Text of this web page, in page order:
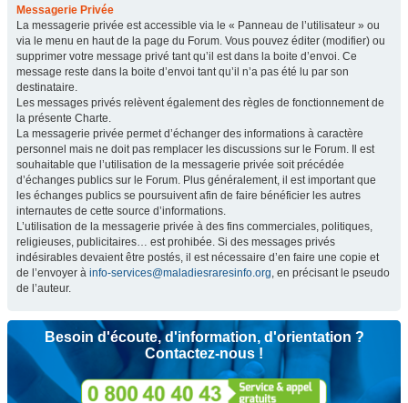
Messagerie Privée
La messagerie privée est accessible via le « Panneau de l’utilisateur » ou
via le menu en haut de la page du Forum. Vous pouvez éditer (modifier) ou
supprimer votre message privé tant qu’il est dans la boite d’envoi. Ce
message reste dans la boite d’envoi tant qu’il n’a pas été lu par son
destinataire.
Les messages privés relèvent également des règles de fonctionnement de
la présente Charte.
La messagerie privée permet d’échanger des informations à caractère
personnel mais ne doit pas remplacer les discussions sur le Forum. Il est
souhaitable que l’utilisation de la messagerie privée soit précédée
d’échanges publics sur le Forum. Plus généralement, il est important que
les échanges publics se poursuivent afin de faire bénéficier les autres
internautes de cette source d’informations.
L’utilisation de la messagerie privée à des fins commerciales, politiques,
religieuses, publicitaires… est prohibée. Si des messages privés
indésirables devaient être postés, il est nécessaire d’en faire une copie et
de l’envoyer à info-services@maladiesraresinfo.org, en précisant le pseudo
de l’auteur.
Besoin d'écoute, d'information, d'orientation ?
Contactez-nous !